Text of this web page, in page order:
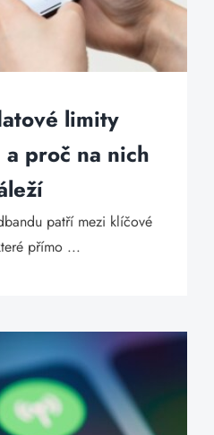
limity
proč na nich
patří mezi klíčové
přímo ...